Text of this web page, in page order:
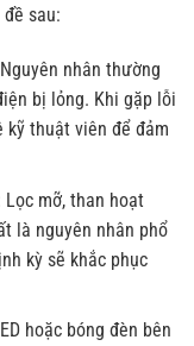
sau:
nhân thường
bị lỏng. Khi gặp lỗi
kỹ thuật viên để đảm
mỡ, than hoạt
là nguyên nhân phổ
kỳ sẽ khắc phục
hoặc bóng đèn bên